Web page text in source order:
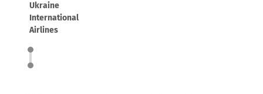
Ukraine
International
Airlines